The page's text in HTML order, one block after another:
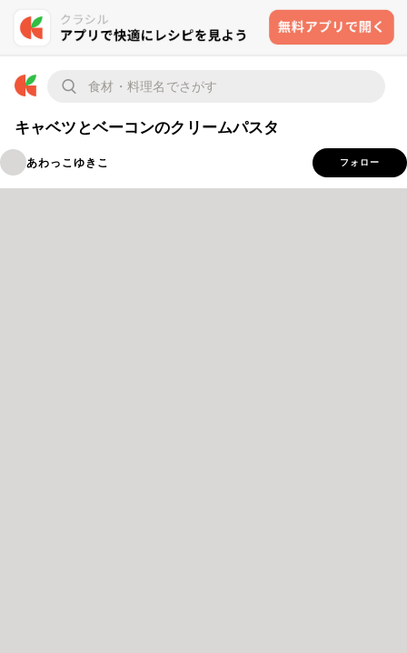
キャベツとベーコンのクリームパスタ
あわっこゆきこ フォロー